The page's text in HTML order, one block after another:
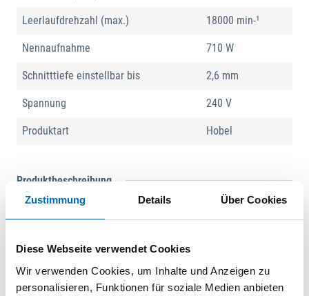
Zustimmung Details Über Cookies
Diese Webseite verwendet Cookies
Wir verwenden Cookies, um Inhalte und Anzeigen zu
personalisieren, Funktionen für soziale Medien anbieten
Leerlaufdrehzahl (max.) 18000 min-¹
Nennaufnahme 710 W
Schnitttiefe einstellbar bis 2,6 mm
Spannung 240 V
Produktart Hobel
Produktbeschreibung
Hobel GHO 26-82 D, Der kabelgebundene Hobel GHO 26-82 D
Professional ist ein Allround-Hobel. Sein starker 710-Watt-
Spanauswurf wahlweise links oder rechts und eine
komfortable Staubabsaugung für eine saubere Arbeitsfläche.